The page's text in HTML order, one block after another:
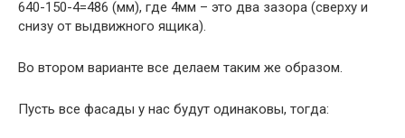
640-150-4=486 (мм), где 4мм – это два зазора (сверху и
снизу от выдвижного ящика).
Во втором варианте все делаем таким же образом.
Пусть все фасады у нас будут одинаковы, тогда: